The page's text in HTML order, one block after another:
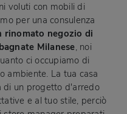
voluti con mobili di
per una consulenza
rinomato negozio di
Milanese, noi
ci occupiamo di
ambiente. La tua casa
di un progetto d'arredo
e al tuo stile, perciò